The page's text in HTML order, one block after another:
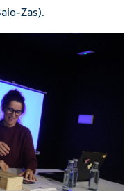
Zas).